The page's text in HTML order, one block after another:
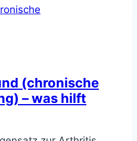
(chronische
– was hilft